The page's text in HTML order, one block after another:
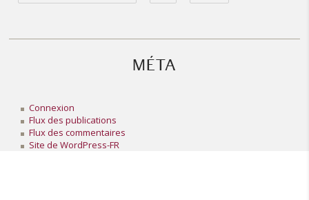
MÉTA
Connexion
Flux des publications
Flux des commentaires
Site de WordPress-FR